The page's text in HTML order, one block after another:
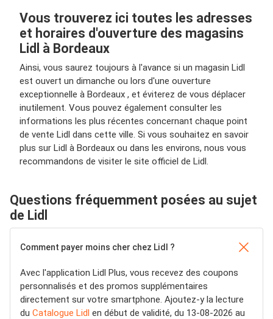
Vous trouverez ici toutes les adresses
et horaires d'ouverture des magasins
Lidl à Bordeaux
Ainsi, vous saurez toujours à l'avance si un magasin Lidl
est ouvert un dimanche ou lors d'une ouverture
exceptionnelle à Bordeaux , et éviterez de vous déplacer
inutilement. Vous pouvez également consulter les
informations les plus récentes concernant chaque point
de vente Lidl dans cette ville. Si vous souhaitez en savoir
plus sur Lidl à Bordeaux ou dans les environs, nous vous
recommandons de visiter le site officiel de Lidl.
Questions fréquemment posées au sujet
de Lidl
Comment payer moins cher chez Lidl ?
Avec l'application Lidl Plus, vous recevez des coupons
personnalisés et des promos supplémentaires
directement sur votre smartphone. Ajoutez-y la lecture
du Catalogue Lidl en début de validité, du 13-08-2026 au